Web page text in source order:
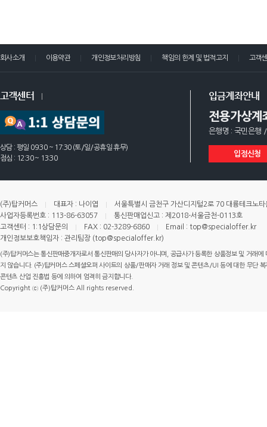
회사소개 이용약관 개인정보처리방침 책임의 한계 및 법적고지 고객
고객센터
상담 : 평일 09:30 ~ 17:30 (토/일/공휴일 휴무)
점심 : 12:30 ~ 13:30
입금계좌안내
전용가상계
은행명 : 국민은행
입점신청
(주)탑커머스 대표자 : 나이엽
서울특별시 금천구 가산디지털2로 70 대륭테크노
사업자등록번호 : 113-86-63057
통신판매업신고 : 제2018-서울금천-0113호
고객센터 : 1:1상담문의
FAX : 02-3289-6860
Email : top@specialoffer.kr
개인정보보호책임자 : 관리팀장 (top@specialoffer.kr)
(주)탑커머스는 통신판매중개자로서 통신판매의 당사자가 아니며, 공급사가 등록한 상품정보 및 거래
지 않습니다. (주)탑커머스 스페셜오퍼 사이트의 상품/판매자 거래 정보 및 콘텐츠/UI 등에 대한 무단
콘텐츠 산업 진흥법 등에 의하여 엄격히 금지합니다.
Copyright ⓒ (주)탑커머스 All rights reserved.